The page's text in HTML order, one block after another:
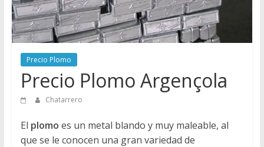
de
Chatarreros
para
Chatarra
Precio Plomo
Precio Plomo Argençola
Chatarrero
El plomo es un metal blando y muy maleable, al
que se le conocen una gran variedad de